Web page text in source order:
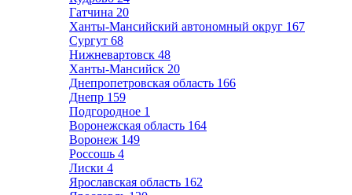
Гатчина 20
Ханты-Мансийский автономный округ 167
Сургут 68
Нижневартовск 48
Ханты-Мансийск 20
Днепропетровская область 166
Днепр 159
Подгородное 1
Воронежская область 164
Воронеж 149
Россошь 4
Лиски 4
Ярославская область 162